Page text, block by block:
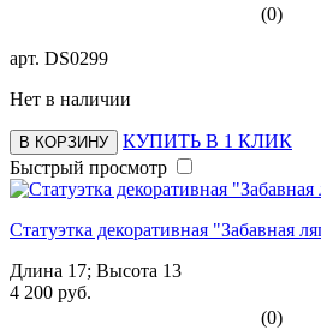
(0)
арт. DS0299
Нет в наличии
В КОРЗИНУ
КУПИТЬ В 1 КЛИК
Быстрый просмотр
Статуэтка декоративная "Забавная
Длина 17; Высота 13
4 200 руб.
(0)